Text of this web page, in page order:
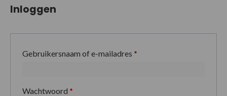
Inloggen
Gebruikersnaam of e-mailadres *
Wachtwoord *